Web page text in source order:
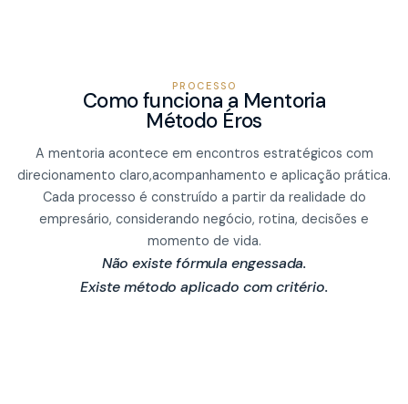
PROCESSO
Como funciona a Mentoria
Método Éros
A mentoria acontece em encontros estratégicos com
direcionamento claro,acompanhamento e aplicação prática.
Cada processo é construído a partir da realidade do
empresário, considerando negócio, rotina, decisões e
momento de vida.
Não existe fórmula engessada.
Existe método aplicado com critério.